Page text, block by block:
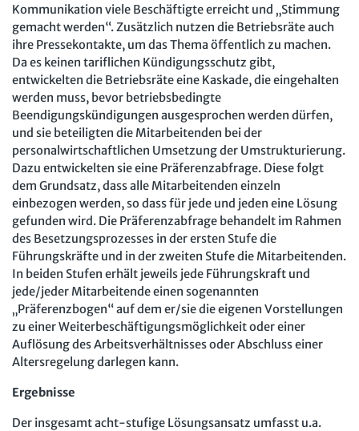
Kommunikation viele Beschäftigte erreicht und „Stimmung
gemacht werden“. Zusätzlich nutzen die Betriebsräte auch
ihre Pressekontakte, um das Thema öffentlich zu machen.
Da es keinen tariflichen Kündigungsschutz gibt,
entwickelten die Betriebsräte eine Kaskade, die eingehalten
werden muss, bevor betriebsbedingte
Beendigungskündigungen ausgesprochen werden dürfen,
und sie beteiligten die Mitarbeitenden bei der
personalwirtschaftlichen Umsetzung der Umstrukturierung.
Dazu entwickelten sie eine Präferenzabfrage. Diese folgt
dem Grundsatz, dass alle Mitarbeitenden einzeln
einbezogen werden, so dass für jede und jeden eine Lösung
gefunden wird. Die Präferenzabfrage behandelt im Rahmen
des Besetzungsprozesses in der ersten Stufe die
Führungskräfte und in der zweiten Stufe die Mitarbeitenden.
In beiden Stufen erhält jeweils jede Führungskraft und
jede/jeder Mitarbeitende einen sogenannten
„Präferenzbogen“ auf dem er/sie die eigenen Vorstellungen
zu einer Weiterbeschäftigungsmöglichkeit oder einer
Auflösung des Arbeitsverhältnisses oder Abschluss einer
Altersregelung darlegen kann.
Ergebnisse
Der insgesamt acht-stufige Lösungsansatz umfasst u.a.